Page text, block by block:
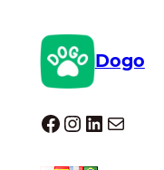
Dogo
Dogo facebook InstagramLinkedIn E-Mail